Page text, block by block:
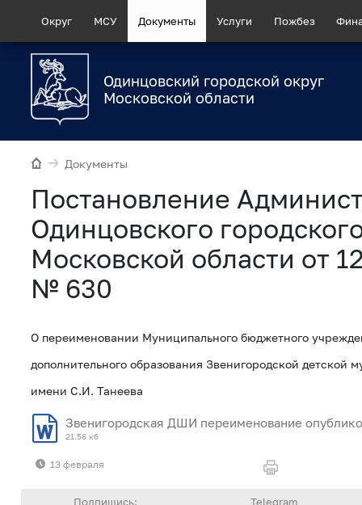
Округ МСУ Документы Услуги Пожбез
Одинцовский городской округ
Московской области
Документы
Постановление
Одинцовского
Московской области от
№ 630
О переименовании Муниципального бюджетного
дополнительного образования Звенигородской детской
имени С.И. Танеева
Звенигородская ДШИ переименование
21.56 кб
13 февраля